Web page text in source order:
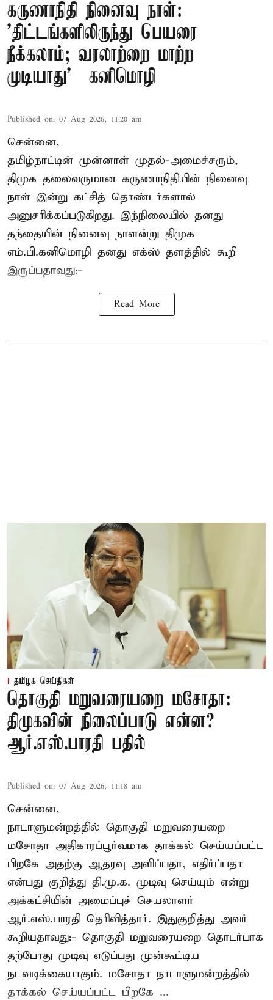
கருணாநிதி நினைவு நாள்:
'திட்டங்களிலிருந்து பெயரை
நீக்கலாம்; வரலாற்றை மாற்ற
முடியாது' – கனிமொழி
Published on: 07 Aug 2026, 11:20 am
சென்னை,
தமிழ்நாட்டின் முன்னாள் முதல்-அமைச்சரும்,
திமுக தலைவருமான கருணாநிதியின் நினைவு
நாள் இன்று கட்சித் தொண்டர்களால்
அனுசரிக்கப்படுகிறது. இந்நிலையில் தனது
தந்தையின் நினைவு நாளன்று திமுக
எம்.பி.கனிமொழி தனது எக்ஸ் தளத்தில் கூறி
இருப்பதாவது:-
Read More
தமிழக செய்திகள்
தொகுதி மறுவரையறை மசோதா:
திமுகவின் நிலைப்பாடு என்ன?
ஆர்.எஸ்.பாரதி பதில்
Published on: 07 Aug 2026, 11:18 am
சென்னை,
நாடாளுமன்றத்தில் தொகுதி மறுவரையறை
மசோதா அதிகாரப்பூர்வமாக தாக்கல் செய்யப்பட்ட
பிறகே அதற்கு ஆதரவு அளிப்பதா, எதிர்ப்பதா
என்பது குறித்து தி.மு.க. முடிவு செய்யும் என்று
அக்கட்சியின் அமைப்புச் செயலாளர்
ஆர்.எஸ்.பாரதி தெரிவித்தார். இதுகுறித்து அவர்
கூறியதாவது:- தொகுதி மறுவரையறை தொடர்பாக
தற்போது முடிவு எடுப்பது முன்கூட்டிய
நடவடிக்கையாகும். மசோதா நாடாளுமன்றத்தில்
தாக்கல் செய்யப்பட்ட பிறகே ...